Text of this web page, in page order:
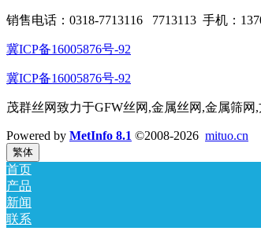
销售电话：0318-7713116 7713113 手机：
冀ICP备16005876号-92
冀ICP备16005876号-92
茂群丝网致力于GFW丝网,金属丝网,金属筛
Powered by MetInfo 8.1 ©2008-2026 mituo.cn
繁体
首页
产品
新闻
联系